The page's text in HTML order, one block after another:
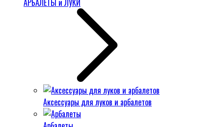
АРБАЛЕТЫ и ЛУКИ
Аксессуары для луков и арбалетов